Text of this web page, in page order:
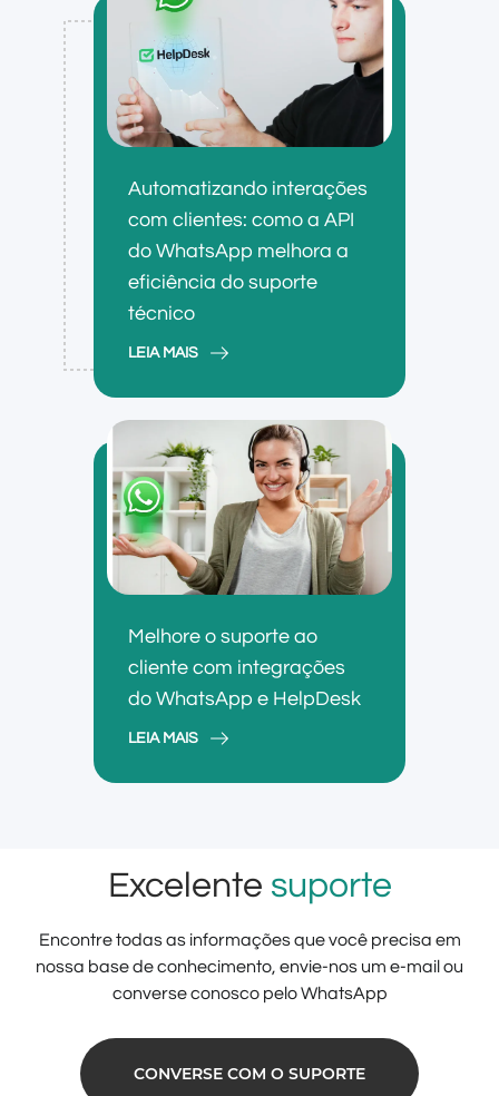
Automatizando interações
com clientes: como a API
do WhatsApp melhora a
eficiência do suporte
técnico
LEIA MAIS
Melhore o suporte ao
cliente com integrações
do WhatsApp e HelpDesk
LEIA MAIS
Excelente suporte
Encontre todas as informações que você precisa em
nossa base de conhecimento, envie-nos um e-mail ou
converse conosco pelo WhatsApp
CONVERSE COM O SUPORTE